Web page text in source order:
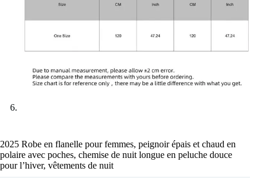
2025 Robe en flanelle pour femmes, peignoir épais et chaud en
polaire avec poches, chemise de nuit longue en peluche douce
pour l’hiver, vêtements de nuit